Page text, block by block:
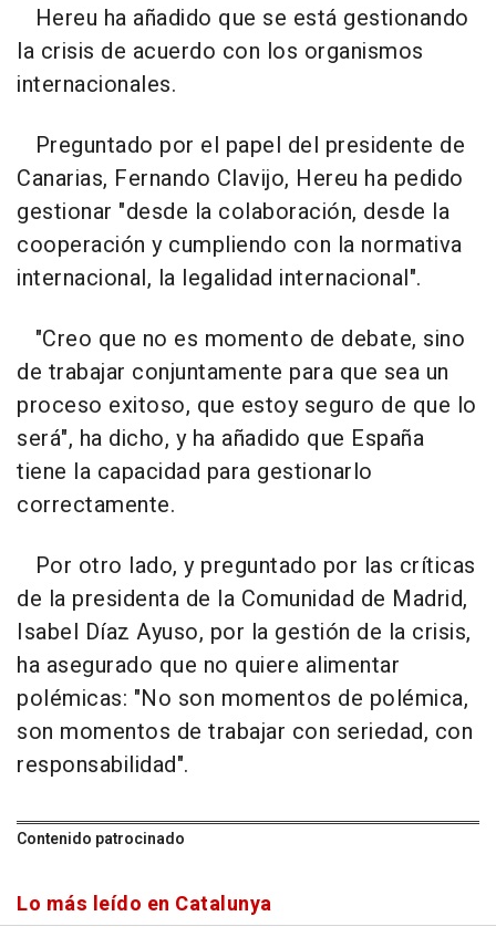
Hereu ha añadido que se está gestionando
la crisis de acuerdo con los organismos
internacionales.
Preguntado por el papel del presidente de
Canarias, Fernando Clavijo, Hereu ha pedido
gestionar "desde la colaboración, desde la
cooperación y cumpliendo con la normativa
internacional, la legalidad internacional".
"Creo que no es momento de debate, sino
de trabajar conjuntamente para que sea un
proceso exitoso, que estoy seguro de que lo
será", ha dicho, y ha añadido que España
tiene la capacidad para gestionarlo
correctamente.
Por otro lado, y preguntado por las críticas
de la presidenta de la Comunidad de Madrid,
Isabel Díaz Ayuso, por la gestión de la crisis,
ha asegurado que no quiere alimentar
polémicas: "No son momentos de polémica,
son momentos de trabajar con seriedad, con
responsabilidad".
Contenido patrocinado
Lo más leído en Catalunya